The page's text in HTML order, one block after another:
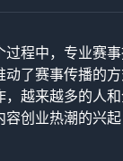
程中，专业赛
了赛事传播的
越来越多的人
创业热潮的兴